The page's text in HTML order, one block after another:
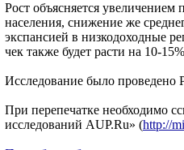
Рост объясняется увеличением
населения, снижение же
экспансией в низкодоходные
чек также будет расти на 10-
Исследование было проведено
При перепечатке необходимо
исследований AUP.Ru» (http://